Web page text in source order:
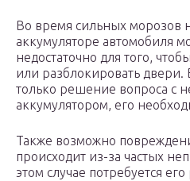
Во время сильных морозов
аккумуляторе автомобиля
недостаточно для того,
или разблокировать двери.
только решение вопроса с
аккумулятором, его
Также возможно
происходит из-за частых
этом случае потребуется